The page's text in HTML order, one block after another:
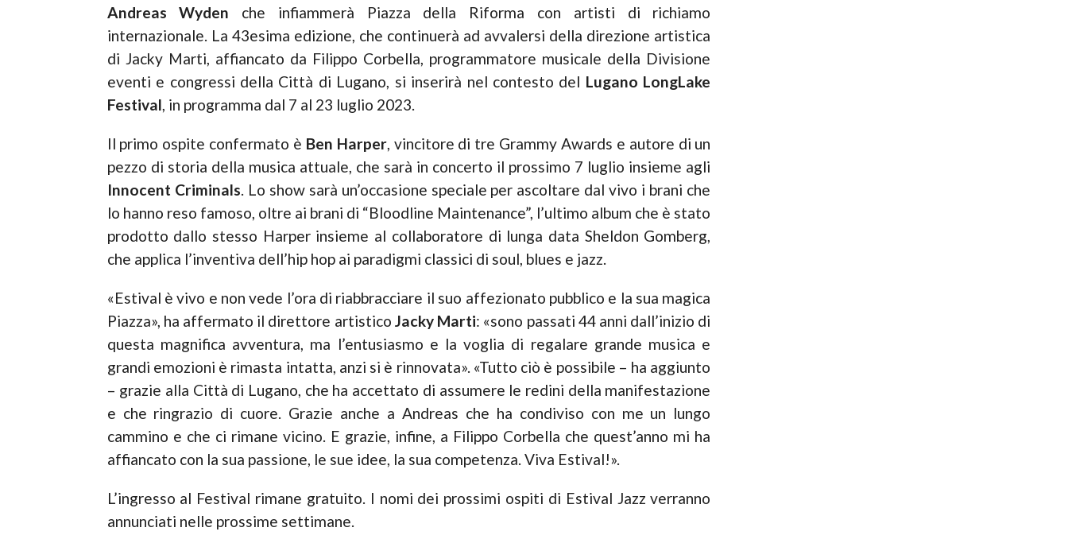
Andreas Wyden che infiammerà Piazza della Riforma con artisti di richiamo
internazionale. La 43esima edizione, che continuerà ad avvalersi della direzione artistica
di Jacky Marti, affiancato da Filippo Corbella, programmatore musicale della Divisione
eventi e congressi della Città di Lugano, si inserirà nel contesto del Lugano LongLake
Festival, in programma dal 7 al 23 luglio 2023.
Il primo ospite confermato è Ben Harper, vincitore di tre Grammy Awards e autore di un
pezzo di storia della musica attuale, che sarà in concerto il prossimo 7 luglio insieme agli
Innocent Criminals. Lo show sarà un’occasione speciale per ascoltare dal vivo i brani che
lo hanno reso famoso, oltre ai brani di “Bloodline Maintenance”, l’ultimo album che è stato
prodotto dallo stesso Harper insieme al collaboratore di lunga data Sheldon Gomberg,
che applica l’inventiva dell’hip hop ai paradigmi classici di soul, blues e jazz.
«Estival è vivo e non vede l’ora di riabbracciare il suo affezionato pubblico e la sua magica
Piazza», ha affermato il direttore artistico Jacky Marti: «sono passati 44 anni dall’inizio di
questa magnifica avventura, ma l’entusiasmo e la voglia di regalare grande musica e
grandi emozioni è rimasta intatta, anzi si è rinnovata». «Tutto ciò è possibile – ha aggiunto
– grazie alla Città di Lugano, che ha accettato di assumere le redini della manifestazione
e che ringrazio di cuore. Grazie anche a Andreas che ha condiviso con me un lungo
cammino e che ci rimane vicino. E grazie, infine, a Filippo Corbella che quest’anno mi ha
affiancato con la sua passione, le sue idee, la sua competenza. Viva Estival!».
L’ingresso al Festival rimane gratuito. I nomi dei prossimi ospiti di Estival Jazz verranno
annunciati nelle prossime settimane.